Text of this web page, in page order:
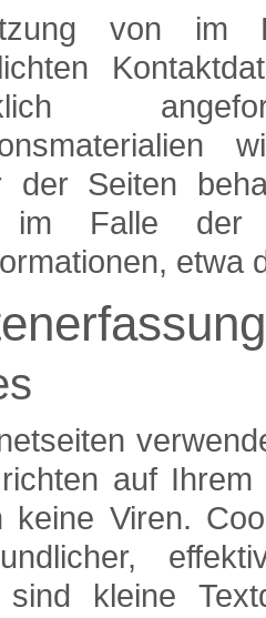
von im
der Seiten
im Falle der
etwa
auf
keine Viren.
sind kleine